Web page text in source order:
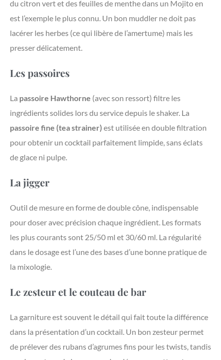
du citron vert et des feuilles de menthe dans un Mojito en
est l’exemple le plus connu. Un bon muddler ne doit pas
lacérer les herbes (ce qui libère de l’amertume) mais les
presser délicatement.
Les passoires
La passoire Hawthorne (avec son ressort) filtre les
ingrédients solides lors du service depuis le shaker. La
passoire fine (tea strainer) est utilisée en double filtration
pour obtenir un cocktail parfaitement limpide, sans éclats
de glace ni pulpe.
La jigger
Outil de mesure en forme de double cône, indispensable
pour doser avec précision chaque ingrédient. Les formats
les plus courants sont 25/50 ml et 30/60 ml. La régularité
dans le dosage est l’une des bases d’une bonne pratique de
la mixologie.
Le zesteur et le couteau de bar
La garniture est souvent le détail qui fait toute la différence
dans la présentation d’un cocktail. Un bon zesteur permet
de prélever des rubans d’agrumes fins pour les twists, tandis